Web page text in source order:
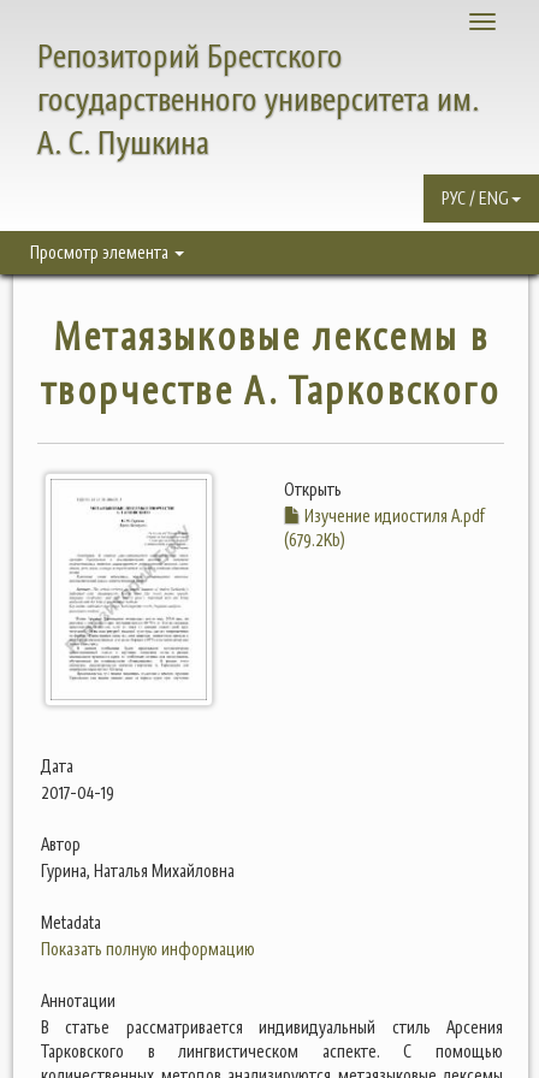
Toggle
Репозиторий Брестского
государственного университета им.
А. С. Пушкина
РУС / ENG
Просмотр элемента
Метаязыковые лексемы в
творчестве А. Тарковского
Открыть
Изучение идиостиля А.pdf
(679.2Kb)
Дата
2017-04-19
Автор
Гурина, Наталья Михайловна
Metadata
Показать полную информацию
Аннотации
В статье рассматривается индивидуальный стиль Арсения
Тарковского в лингвистическом аспекте. С помощью